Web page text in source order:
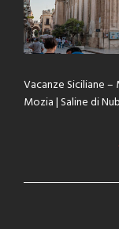
Vacanze Siciliane –
Mozia | Saline di